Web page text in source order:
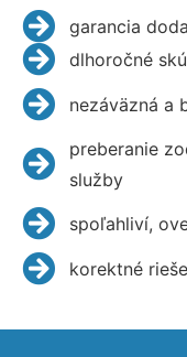
garancia
dlhoročné
nezáväzná a
preberanie
služby
spoľahliví,
korektné